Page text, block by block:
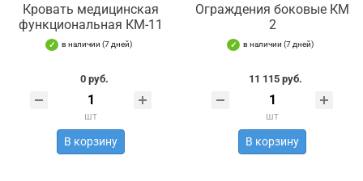
Кровать медицинская
функциональная КМ-11
в наличии (7 дней)
0 руб.
шт
В корзину
Ограждения боковые КМ
2
в наличии (7 дней)
11 115 руб.
шт
В корзину